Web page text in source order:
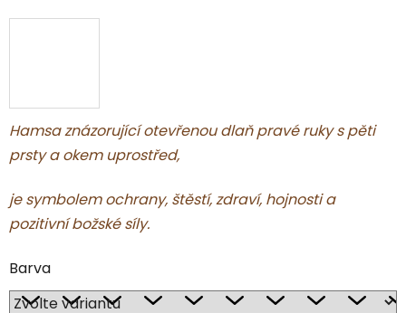
Hamsaznázorující otevřenou dlaň pravé ruky s pěti
prsty a okem uprostřed,
je symbolem ochrany, štěstí, zdraví, hojnosti a
pozitivní božské síly.
Barva